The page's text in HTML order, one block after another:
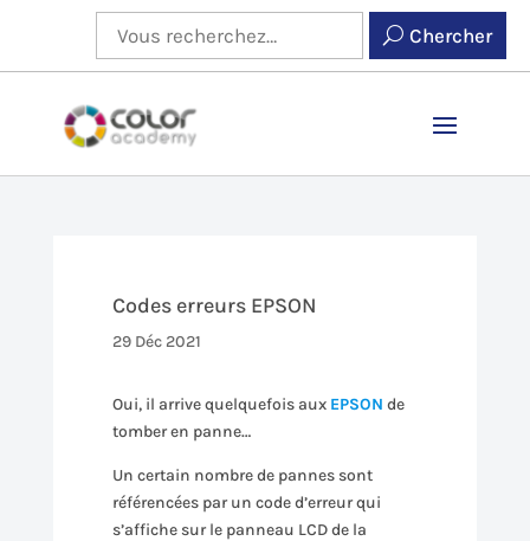
Chercher
Codes erreurs EPSON
29 Déc 2021
Oui, il arrive quelquefois aux EPSON de
tomber en panne…
Un certain nombre de pannes sont
référencées par un code d’erreur qui
s’affiche sur le panneau LCD de la